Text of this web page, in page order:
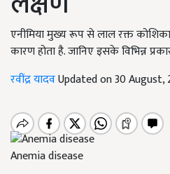
एनीमिया मुख्य रूप से लाल रक्त
कारण होता है. जानिए इसके विभिन्न
रवींद्र यादवUpdated on 30 August,
Anemia disease